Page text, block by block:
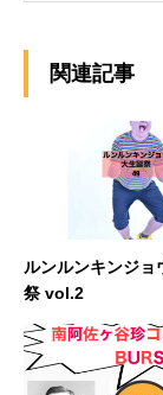
関連記事
ルンルンキンジョ
祭 vol.2